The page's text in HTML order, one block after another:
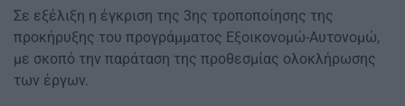
Σε εξέλιξη η έγκριση της 3ης τροποποίησης της
προκήρυξης του προγράμματος Εξοικονομώ-Αυτονομώ,
με σκοπό την παράταση της προθεσμίας ολοκλήρωσης
των έργων.